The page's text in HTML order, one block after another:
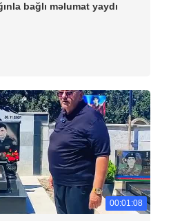
bağlı məlumat yaydı
00:01:08